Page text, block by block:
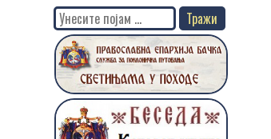
Search
for: